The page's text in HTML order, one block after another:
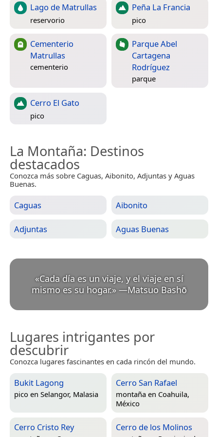
Lago de Matrullas
reservorio
Peña La Francia
pico
Cementerio
Matrullas
cementerio
Parque Abel
Cartagena
Rodríguez
parque
Cerro El Gato
pico
La Montaña: Destinos
destacados
Conozca más sobre Caguas, Aibonito, Adjuntas y Aguas
Buenas.
Caguas Aibonito
Adjuntas Aguas Buenas
«Cada día es un viaje, y el viaje en sí
mismo es su hogar.» —Matsuo Bashō
Lugares intrigantes por
descubrir
Conozca lugares fascinantes en cada rincón del mundo.
Bukit Lagong
pico en Selangor, Malasia
Cerro San Rafael
montaña en Coahuila,
México
Cerro Cristo Rey Cerro de los Molinos